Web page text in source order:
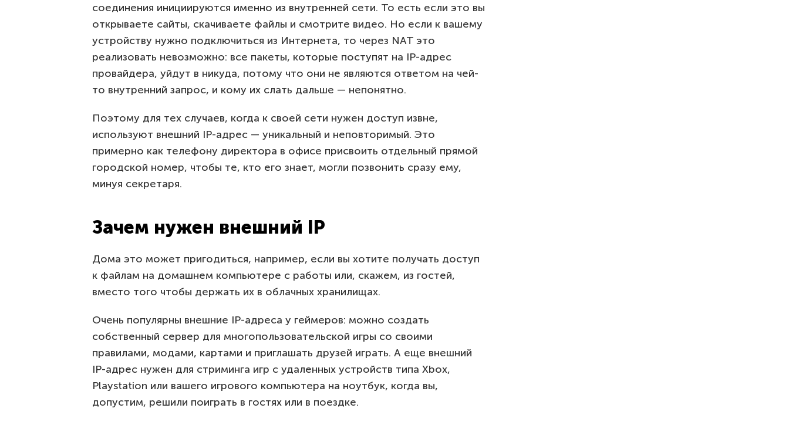
соединения инициируются именно из внутренней сети. То есть если это вы
открываете сайты, скачиваете файлы и смотрите видео. Но если к вашему
устройству нужно подключиться из Интернета, то через NAT это
реализовать невозможно: все пакеты, которые поступят на IP-адрес
провайдера, уйдут в никуда, потому что они не являются ответом на чей-
то внутренний запрос, и кому их слать дальше — непонятно.
Поэтому для тех случаев, когда к своей сети нужен доступ извне,
используют внешний IP-адрес — уникальный и неповторимый. Это
примерно как телефону директора в офисе присвоить отдельный прямой
городской номер, чтобы те, кто его знает, могли позвонить сразу ему,
минуя секретаря.
Зачем нужен внешний IP
Дома это может пригодиться, например, если вы хотите получать доступ
к файлам на домашнем компьютере с работы или, скажем, из гостей,
вместо того чтобы держать их в облачных хранилищах.
Очень популярны внешние IP-адреса у геймеров: можно создать
собственный сервер для многопользовательской игры со своими
правилами, модами, картами и приглашать друзей играть. А еще внешний
IP-адрес нужен для стриминга игр с удаленных устройств типа Xbox,
Playstation или вашего игрового компьютера на ноутбук, когда вы,
допустим, решили поиграть в гостях или в поездке.